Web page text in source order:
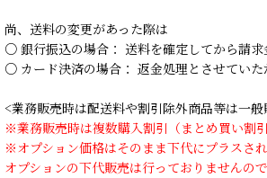
尚、送料の変更があった際は
○ 銀行振込の場合： 送料を確定してから請求
○ カード決済の場合： 返金処理とさせていた
<業務販売時は配送料や割引除外商品等は一
※業務販売時は複数購入割引（まとめ買い割
※オプション価格はそのまま下代にプラスされ
オプションの下代販売は行っておりませんの